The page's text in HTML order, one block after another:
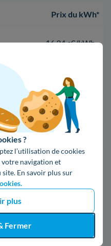
?
l’utilisation de cookies
navigation et
En savoir plus sur
plus
Fermer
Prix du kWh*
16,34 c€/kWh
c€/kWh
17,83 c€/kWh
puissance de 6 kVA
71 74
offres